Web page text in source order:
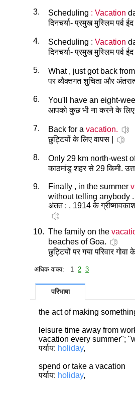
3. Scheduling : Vacation
दिनचर्या- प्रमुख मुस्लिम पर्व
4. Scheduling : Vacation
दिनचर्या- प्रमुख मुस्लिम पर्व
5. What , just got back
पर व्यैक्तगत शुचिता और
6. You'll have an eight-
आपको कुछ भी ना करने के लिए
7. Back for a vacation.
छुट्टियों के लिए वापस |
8. Only 29 km north-west
काठमांडु शहर से 29 किमी.
9. Finally , in the summer
without telling anybody .
अंतत : , 1914 के
10. The family on the
beaches of Goa.
छुट्टियों पर गया परिवार
अधिक वाक्य: 1 2 3
परिभाषा
the act of making
leisure time away from
vacation every summer";
पर्याय: holiday,
spend or take a vacation
पर्याय: holiday,